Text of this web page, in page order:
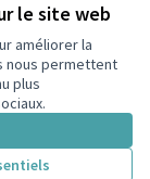
le site web
améliorer la
nous permettent
plus
Les plus
débattus